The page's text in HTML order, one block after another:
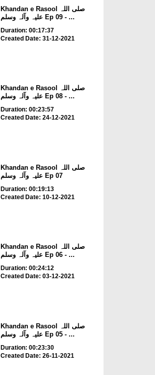
Khandan e Rasool صلی اللہ
علیہ وآلہ وسلم Ep 09 - ...
Duration: 00:17:37
Created Date: 31-12-2021
Khandan e Rasool صلی اللہ
علیہ وآلہ وسلم Ep 08 - ...
Duration: 00:23:57
Created Date: 24-12-2021
Khandan e Rasool صلی اللہ
علیہ وآلہ وسلم Ep 07
Duration: 00:19:13
Created Date: 10-12-2021
Khandan e Rasool صلی اللہ
علیہ وآلہ وسلم Ep 06 - ...
Duration: 00:24:12
Created Date: 03-12-2021
Khandan e Rasool صلی اللہ
علیہ وآلہ وسلم Ep 05 - ...
Duration: 00:23:30
Created Date: 26-11-2021